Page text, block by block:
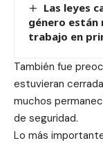
Las leyes
género están
trabajo en
También fue
estuvieran
muchos
de seguridad.
Lo más